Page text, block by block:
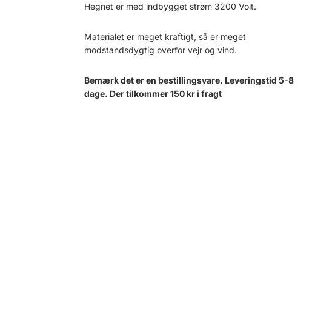
Hegnet er med indbygget strøm 3200 Volt.
Materialet er meget kraftigt, så er meget
modstandsdygtig overfor vejr og vind.
Bemærk det er en bestillingsvare. Leveringstid 5-8
dage. Der tilkommer 150 kr i fragt